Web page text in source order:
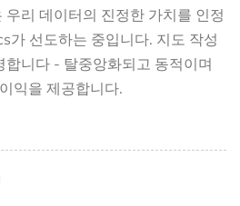
리 데이터의 진정한 가치를 인정
선도하는 중입니다. 지도 작성
합니다 - 탈중앙화되고 동적이며
익을 제공합니다.